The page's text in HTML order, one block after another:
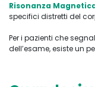
Risonanza Magnetica
specifici distretti del
Per i pazienti che
dell’esame, esiste un